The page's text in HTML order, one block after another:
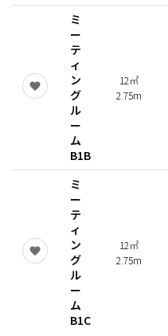
ミ
ー
テ
ィ
ン
グ
ル
ー
ム
B1B
12㎡
2.75m
ミ
ー
テ
ィ
ン
グ
ル
ー
ム
B1C
12㎡
2.75m